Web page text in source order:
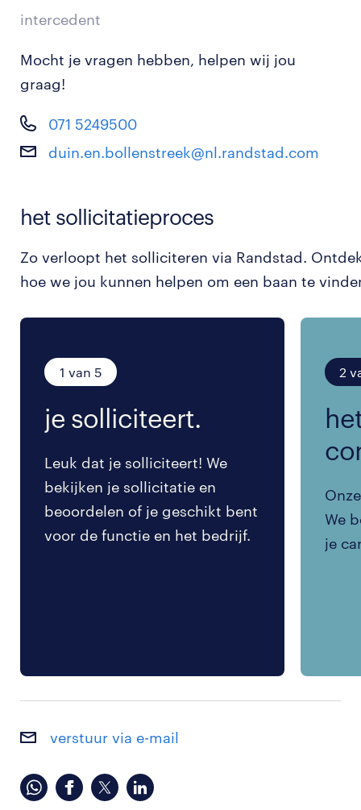
intercedent
Mocht je vragen hebben, helpen wij jou
graag!
071 5249500
duin.en.bollenstreek@nl.randstad.com
het sollicitatieproces
Zo verloopt het solliciteren via Randstad.
hoe we jou kunnen helpen om een baan te
1 van 5
je solliciteert.
Leuk dat je solliciteert! We
bekijken je sollicitatie en
beoordelen of je geschikt bent
voor de functie en het bedrijf.
2
We
je
verstuur via e-mail